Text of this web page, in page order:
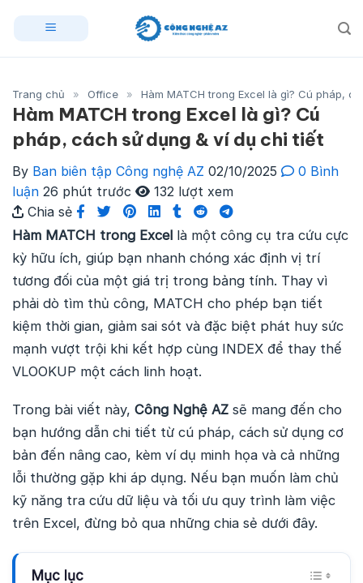
Trang chủ » Office » Hàm MATCH trong Excel là gì? Cú pháp,
Hàm MATCH trong Excel là gì? Cú
pháp, cách sử dụng & ví dụ chi tiết
By Ban biên tập Công nghệ AZ 02/10/2025
0 Bình
luận 26 phút trước
132 lượt xem
Chia sẻ
Hàm MATCH trong Excel là một công cụ tra cứu cực
kỳ hữu ích, giúp bạn nhanh chóng xác định vị trí
tương đối của một giá trị trong bảng tính. Thay vì
phải dò tìm thủ công, MATCH cho phép bạn tiết
kiệm thời gian, giảm sai sót và đặc biệt phát huy sức
mạnh vượt trội khi kết hợp cùng INDEX để thay thế
VLOOKUP một cách linh hoạt.
Trong bài viết này, Công Nghệ AZ sẽ mang đến cho
bạn hướng dẫn chi tiết từ cú pháp, cách sử dụng cơ
bản đến nâng cao, kèm ví dụ minh họa và cả những
lỗi thường gặp khi áp dụng. Nếu bạn muốn làm chủ
kỹ năng tra cứu dữ liệu và tối ưu quy trình làm việc
trên Excel, đừng bỏ qua những chia sẻ dưới đây.
Mục lục